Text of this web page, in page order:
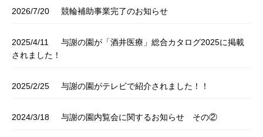
2026/7/20 競輪補助事業完了のお知らせ
2025/4/11
与謝の園が「酒井医療」総合カタログ2025に掲載
されました！
2025/2/25 与謝の園がテレビで紹介されました！！
2024/3/18 与謝の園内覧会に関するお知らせ その②